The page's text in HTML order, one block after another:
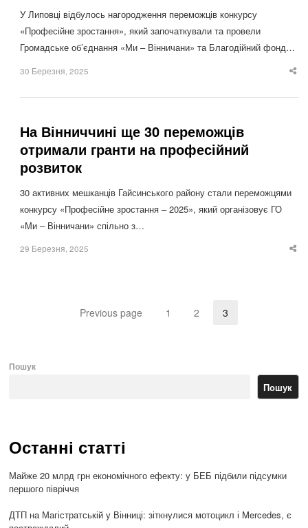
У Липовці відбулось нагородження переможців конкурсу
«Професійне зростання», який започаткували та провели
Громадське об’єднання «Ми – Вінничани» та Благодійний фонд…
30 Березня, 2025
На Вінниччині ще 30 переможців
отримали гранти на професійний
розвиток
30 активних мешканців Гайсинського району стали переможцями
конкурсу «Професійне зростання – 2025», який організовує ГО
«Ми – Вінничани» спільно з…
29 Березня, 2025
Previous page Page
1 Page
2 3
Пошук
Пошук
Останні статті
Майже 20 млрд грн економічного ефекту: у БЕБ підбили підсумки
першого півріччя
ДТП на Магістратській у Вінниці: зіткнулися мотоцикл і Mercedes, є